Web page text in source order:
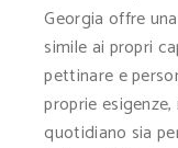
Georgia offre
simile ai propri
pettinare e
proprie
quotidiano sia